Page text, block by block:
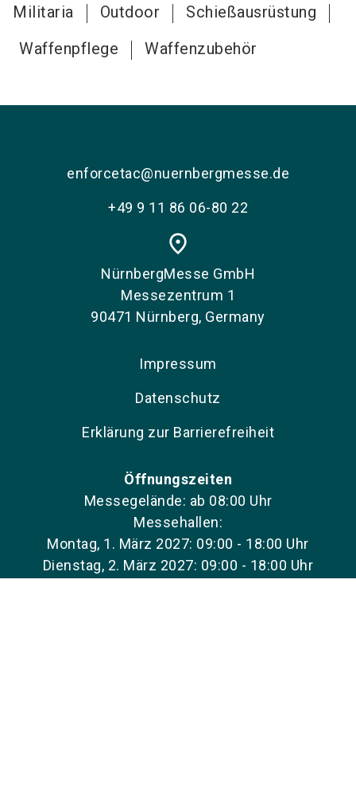
Militaria Outdoor
Schießausrüstung
Waffenpflege
Waffenzubehör
Haben Sie
enforcetac@nuernbergmesse.de
+49 9 11 86 06-80 22
place
NürnbergMesse GmbH
Messezentrum 1
90471 Nürnberg, Germany
Impressum
Datenschutz
Erklärung zur Barrierefreiheit
Öffnungszeiten
Messegelände: ab 08:00 Uhr
Messehallen:
Montag, 1. März 2027: 09:00 - 18:00 Uhr
Dienstag, 2. März 2027: 09:00 - 18:00 Uhr